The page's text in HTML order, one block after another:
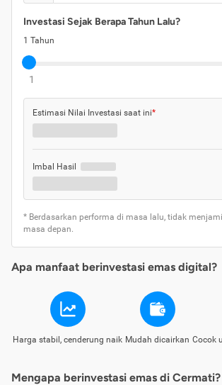
Investasi Sejak Berapa Tahun Lalu?
1 Tahun
1
Estimasi Nilai Investasi saat ini*
Imbal Hasil
* Berdasarkan performa di masa lalu, tidak
masa depan.
Apa manfaat berinvestasi emas digital?
Harga stabil, cenderung naik Mudah dicairkan Cocok
Mengapa berinvestasi emas di Cermati?